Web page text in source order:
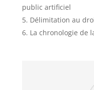
public artificiel
Délimitation au
La chronologie de